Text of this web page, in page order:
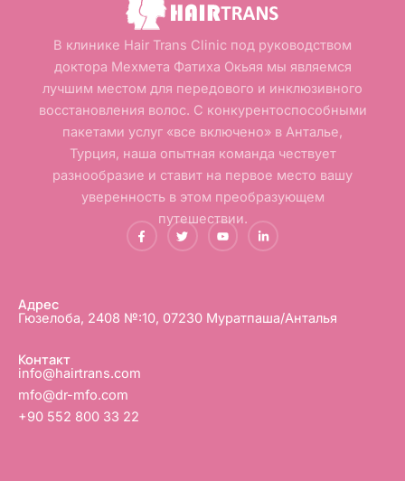
В клинике Hair Trans Clinic под руководством
доктора Мехмета Фатиха Окьяя мы являемся
лучшим местом для передового и инклюзивного
восстановления волос. С конкурентоспособными
пакетами услуг «все включено» в Анталье,
Турция, наша опытная команда чествует
разнообразие и ставит на первое место вашу
уверенность в этом преобразующем
путешествии.
F
a
c
-
Т
в
и
Ю
т
у
L
i
n
-
Адрес
Гюзелоба, 2408 №:10, 07230 Муратпаша/Анталья
Контакт
info@hairtrans.com
mfo@dr-mfo.com
+90 552 800 33 22